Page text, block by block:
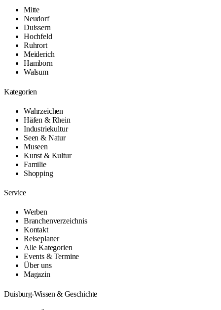
Mitte
Neudorf
Duissern
Hochfeld
Ruhrort
Meiderich
Hamborn
Walsum
Kategorien
Wahrzeichen
Häfen & Rhein
Industriekultur
Seen & Natur
Museen
Kunst & Kultur
Familie
Shopping
Service
Werben
Branchenverzeichnis
Kontakt
Reiseplaner
Alle Kategorien
Events & Termine
Über uns
Magazin
Duisburg-Wissen & Geschichte